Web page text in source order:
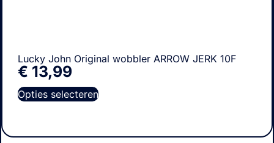
Lucky John Original wobbler ARROW JERK 10F
€ 13,99
Opties selecteren